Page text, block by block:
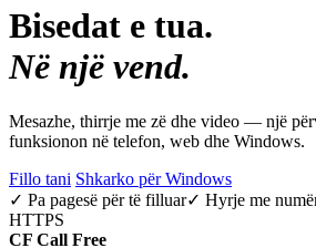
Bisedat e tua.
Në një vend.
Mesazhe, thirrje me zë dhe video — një
funksionon në telefon, web dhe Windows.
Fillo tani Shkarko për Windows
✓ Pa pagesë për të filluar✓ Hyrje me
HTTPS
CF Call Free